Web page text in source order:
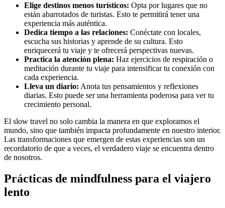
Elige destinos menos turísticos: Opta por lugares que no
están abarrotados de turistas. Esto te permitirá tener una
experiencia más auténtica.
Dedica tiempo a las relaciones: Conéctate con locales,
escucha sus historias y aprende de su cultura. Esto
enriquecerá tu viaje y te ofrecerá perspectivas nuevas.
Practica la atención plena: Haz ejercicios de respiración o
meditación durante tu viaje para intensificar tu conexión con
cada experiencia.
Lleva un diario: Anota tus pensamientos y reflexiones
diarias. Esto puede ser una herramienta poderosa para ver tu
crecimiento personal.
El slow travel no solo cambia la manera en que exploramos el
mundo, sino que también impacta profundamente en nuestro interior.
Las transformaciones que emergen de estas experiencias son un
recordatorio de que a veces, el verdadero viaje se encuentra dentro
de nosotros.
Prácticas de mindfulness para el viajero
lento